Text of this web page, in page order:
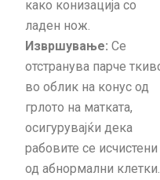
како конизација со
ладен нож.
Извршување: Се
отстранува парче
во облик на конус од
грлото на матката,
осигурувајќи дека
рабовите се исчистени
од абнормални клетки.